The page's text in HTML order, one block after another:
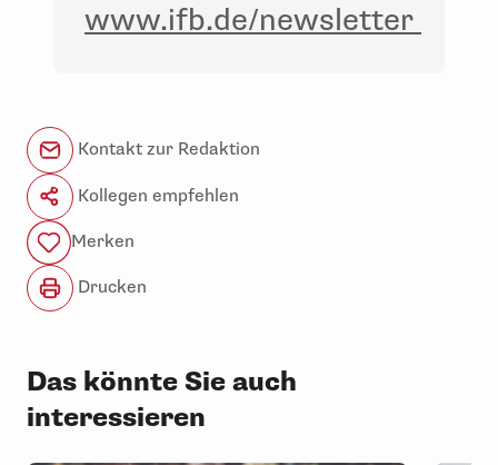
www.ifb.de/newsletter
Kontakt zur Redaktion
Kollegen empfehlen
Merken
Drucken
Das könnte Sie auch
interessieren